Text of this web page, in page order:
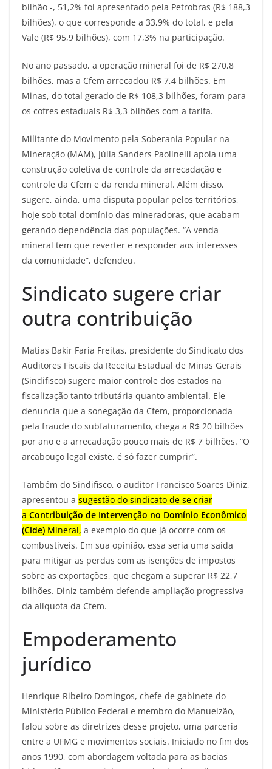
bilhão -, 51,2% foi apresentado pela Petrobras (R$ 188,3
bilhões), o que corresponde a 33,9% do total, e pela
Vale (R$ 95,9 bilhões), com 17,3% na participação.
No ano passado, a operação mineral foi de R$ 270,8
bilhões, mas a Cfem arrecadou R$ 7,4 bilhões. Em
Minas, do total gerado de R$ 108,3 bilhões, foram para
os cofres estaduais R$ 3,3 bilhões com a tarifa.
Militante do Movimento pela Soberania Popular na
Mineração (MAM), Júlia Sanders Paolinelli apoia uma
construção coletiva de controle da arrecadação e
controle da Cfem e da renda mineral. Além disso,
sugere, ainda, uma disputa popular pelos territórios,
hoje sob total domínio das mineradoras, que acabam
gerando dependência das populações. “A venda
mineral tem que reverter e responder aos interesses
da comunidade”, defendeu.
Sindicato sugere criar
outra contribuição
Matias Bakir Faria Freitas, presidente do Sindicato dos
Auditores Fiscais da Receita Estadual de Minas Gerais
(Sindifisco) sugere maior controle dos estados na
fiscalização tanto tributária quanto ambiental. Ele
denuncia que a sonegação da Cfem, proporcionada
pela fraude do subfaturamento, chega a R$ 20 bilhões
por ano e a arrecadação pouco mais de R$ 7 bilhões. “O
arcabouço legal existe, é só fazer cumprir”.
Também do Sindifisco, o auditor Francisco Soares Diniz,
apresentou a sugestão do sindicato de se criar
a Contribuição de Intervenção no Domínio Econômico
(Cide) Mineral, a exemplo do que já ocorre com os
combustíveis. Em sua opinião, essa seria uma saída
para mitigar as perdas com as isenções de impostos
sobre as exportações, que chegam a superar R$ 22,7
bilhões. Diniz também defende ampliação progressiva
da alíquota da Cfem.
Empoderamento
jurídico
Henrique Ribeiro Domingos, chefe de gabinete do
Ministério Público Federal e membro do Manuelzão,
falou sobre as diretrizes desse projeto, uma parceria
entre a UFMG e movimentos sociais. Iniciado no fim dos
anos 1990, com abordagem voltada para as bacias